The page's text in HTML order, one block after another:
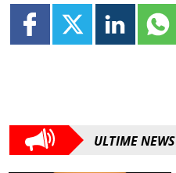
ULTIME NEWS